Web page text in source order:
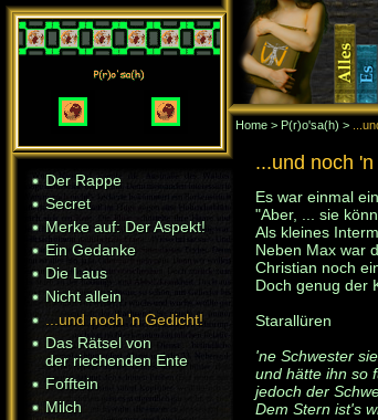
Home > P(r)o'sa(h) >
Home > P(r)o'sa(h) >
Der Rappe
Secret
Merke auf: Der Aspekt!
Ein Gedanke
Die Laus
Nicht allein
...und noch 'n Gedicht!
Das Rätsel von
der riechenden Ente
Fofftein
Milch
Der Rappe
Secret
Merke auf: Der Aspekt!
Ein Gedanke
Die Laus
Nicht allein
...und noch 'n Gedicht!
Das Rätsel von
der riechenden Ente
Fofftein
Milch
...und noch
Es war einmal
"Aber, ... sie
Als kleines
Neben Max war
Christian noch
Doch genug der
Starallüren
'ne Schwester
und hätte ihn so
jedoch der
Dem Stern ist's